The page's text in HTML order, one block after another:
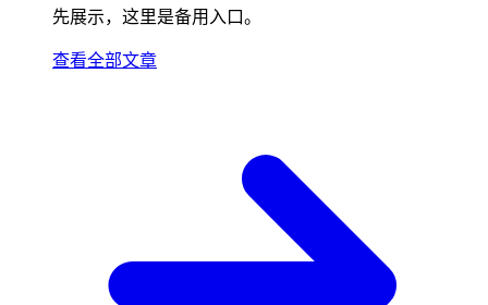
先展示，这里是备用入口。
查看全部文章